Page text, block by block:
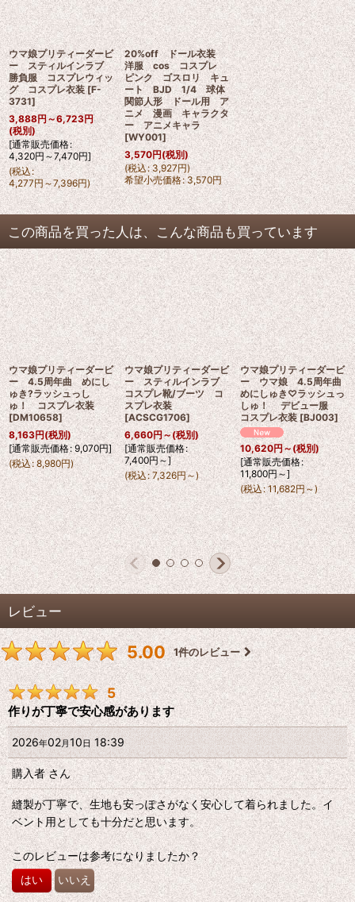
ウマ娘プリティーダービ
ー スティルインラブ
勝負服 コスプレウィッ
グ コスプレ衣装 [F-
3731]
3,888円～6,723円
(税別)
[通常販売価格:
4,320円～7,470円]
(税込:
4,277円～7,396円)
20%off ドール衣装
洋服 cos コスプレ
ピンク ゴスロリ キュ
ート BJD 1/4 球体
関節人形 ドール用 ア
ニメ 漫画 キャラクタ
ー アニメキャラ
[WY001]
3,570円(税別)
(税込: 3,927円)
希望小売価格: 3,570円
この商品を買った人は、こんな商品も買っています
ウマ娘プリティーダービ
ー 4.5周年曲 めにし
ゅき?ラッシュっし
ゅ！ コスプレ衣装
[DM10658]
8,163円(税別)
[通常販売価格: 9,070円]
(税込: 8,980円)
ウマ娘プリティーダービ
ー スティルインラブ
コスプレ靴/ブーツ コ
スプレ衣装
[ACSCG1706]
6,660円～(税別)
[通常販売価格:
7,400円～]
(税込 : 7,326円～)
ウマ娘プリティーダービ
ー ウマ娘 4.5周年曲
めにしゅき♡ラッシュっ
しゅ！ デビュー服
コスプレ衣装 [BJ003]
10,620円～(税別)
[通常販売価格:
11,800円～]
(税込: 11,682円～)
レビュー
5.00 1件のレビュー
5
作りが丁寧で安心感があります
2026年02月10日18:39
購入者さん
縫製が丁寧で、生地も安っぽさがなく安心して着られました。イ
ベント用としても十分だと思います。
このレビューは参考になりましたか？
はい いいえ